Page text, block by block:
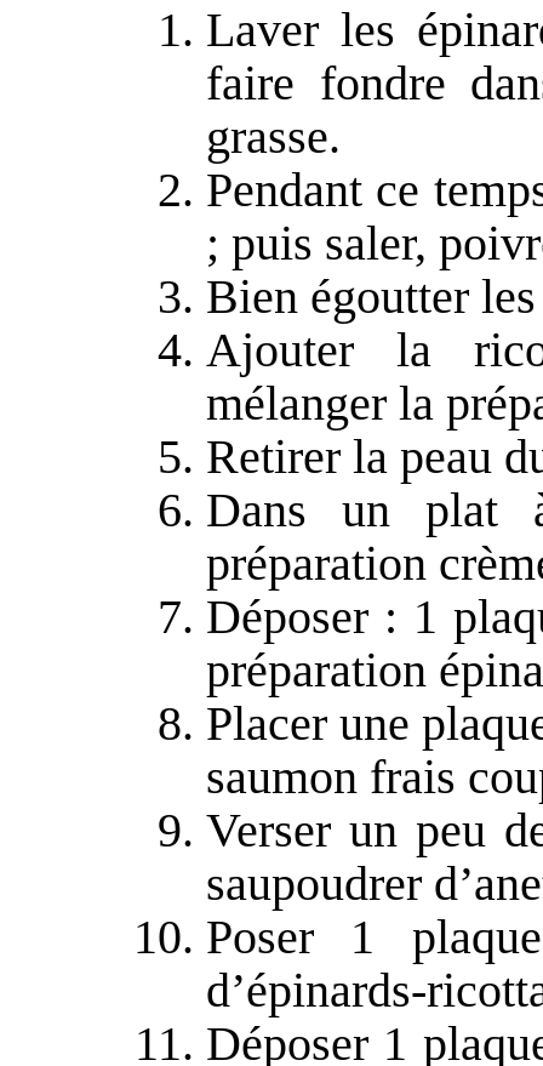
Laver les
faire fondre
grasse.
Pendant ce
; puis saler,
Bien égoutter
Ajouter la
mélanger la
Retirer la peau
Dans un plat
préparation
Déposer : 1
préparation
Placer une
saumon frais
Verser un peu
saupoudrer
Poser 1
d’épinards-
Déposer 1